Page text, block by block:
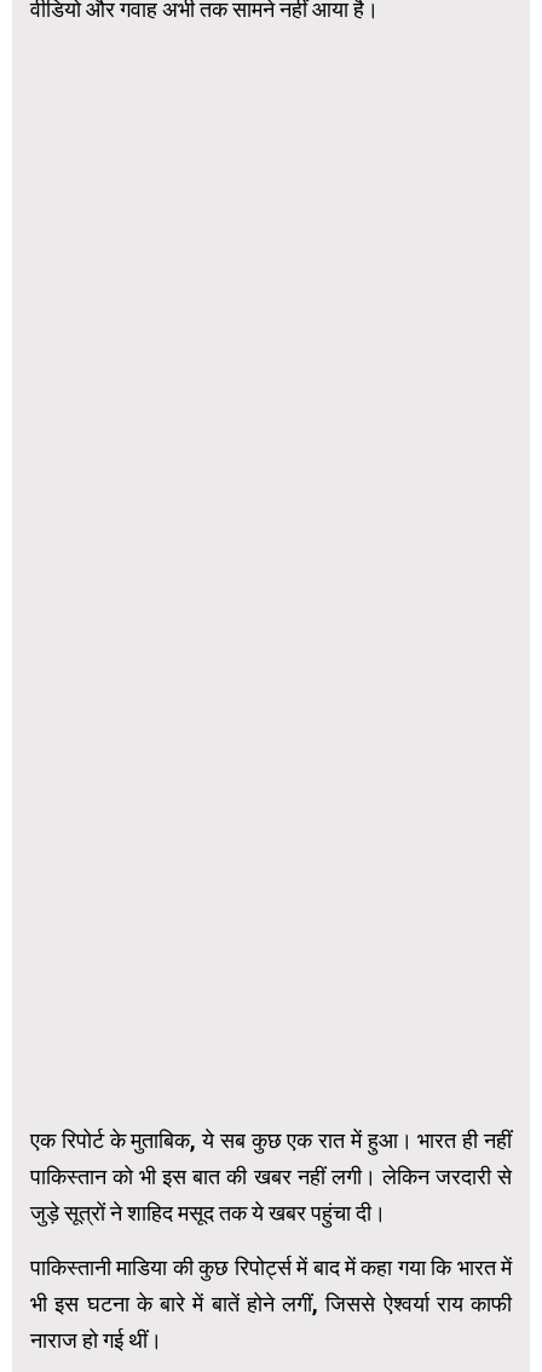
वीडियो और गवाह अभी तक सामने नहीं आया है।
एक रिपोर्ट के मुताबिक, ये सब कुछ एक रात में हुआ। भारत ही नहीं
पाकिस्तान को भी इस बात की खबर नहीं लगी। लेकिन जरदारी से
जुड़े सूत्रों ने शाहिद मसूद तक ये खबर पहुंचा दी।
पाकिस्तानी माडिया की कुछ रिपोर्ट्स में बाद में कहा गया कि भारत में
भी इस घटना के बारे में बातें होने लगीं, जिससे ऐश्वर्या राय काफी
नाराज हो गई थीं।